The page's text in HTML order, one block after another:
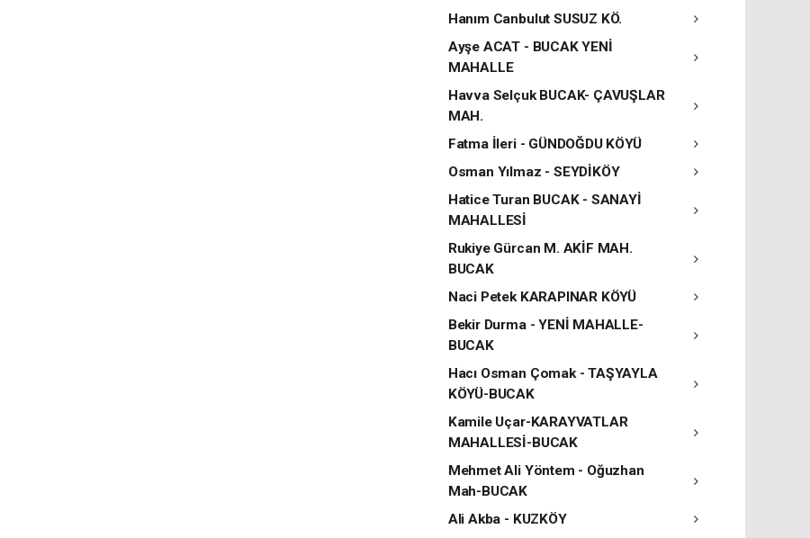
Hanım Canbulut SUSUZ KÖ.
Ayşe ACAT - BUCAK YENİ
MAHALLE
Havva Selçuk BUCAK- ÇAVUŞLAR
MAH.
Fatma İleri - GÜNDOĞDU KÖYÜ
Osman Yılmaz - SEYDİKÖY
Hatice Turan BUCAK - SANAYİ
MAHALLESİ
Rukiye Gürcan M. AKİF MAH.
BUCAK
Naci Petek KARAPINAR KÖYÜ
Bekir Durma - YENİ MAHALLE-
BUCAK
Hacı Osman Çomak - TAŞYAYLA
KÖYÜ-BUCAK
Kamile Uçar-KARAYVATLAR
MAHALLESİ-BUCAK
Mehmet Ali Yöntem - Oğuzhan
Mah-BUCAK
Ali Akba - KUZKÖY